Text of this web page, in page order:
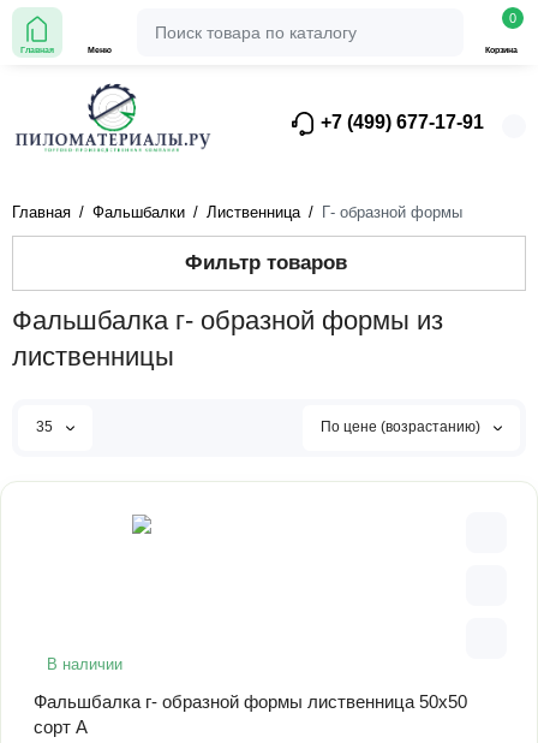
+7 (499) 677-17-91
Главная Меню
0
Корзина
Главная Фальшбалки Лиственница Г- образной формы
Фильтр товаров
Фальшбалка г- образной формы из
лиственницы
35 По цене (возрастанию)
В наличии
Фальшбалка г- образной формы лиственница 50х50
сорт А